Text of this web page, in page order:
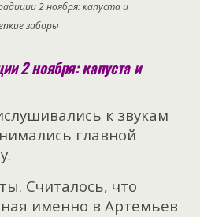
2 ноября: капуста и
заборы
2 ноября: капуста и
к звукам
главной
Считалось, что
именно в Артемьев